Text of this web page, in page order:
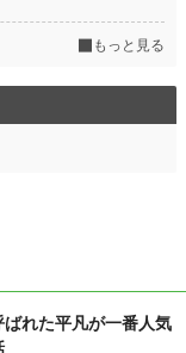
もっと見る
れた平凡が一番人気